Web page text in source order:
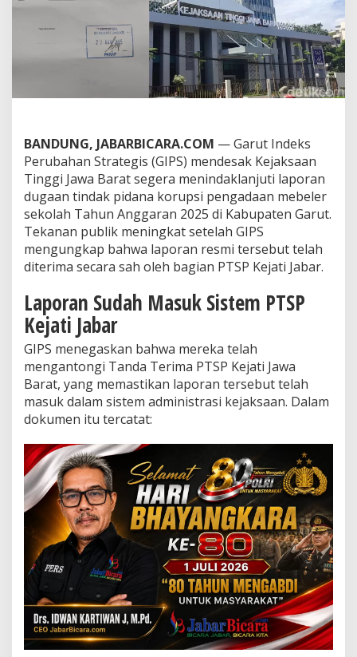
a
b
a
i
a
k
l
a
n
j
u
t
i
D
g
a
a
n
K
o
r
u
p
i
M
e
b
e
l
e
S
e
o
l
a
h
BANDUNG, JABARBICARA.COM — Garut Indeks
Perubahan Strategis (GIPS) mendesak Kejaksaan
Tinggi Jawa Barat segera menindaklanjuti laporan
dugaan tindak pidana korupsi pengadaan mebeler
sekolah Tahun Anggaran 2025 di Kabupaten Garut.
Tekanan publik meningkat setelah GIPS
mengungkap bahwa laporan resmi tersebut telah
diterima secara sah oleh bagian PTSP Kejati Jabar.
Laporan Sudah Masuk Sistem PTSP
Kejati Jabar
GIPS menegaskan bahwa mereka telah
mengantongi Tanda Terima PTSP Kejati Jawa
Barat, yang memastikan laporan tersebut telah
masuk dalam sistem administrasi kejaksaan. Dalam
dokumen itu tercatat: